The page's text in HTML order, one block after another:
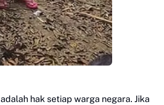
hak setiap warga negara. Jika